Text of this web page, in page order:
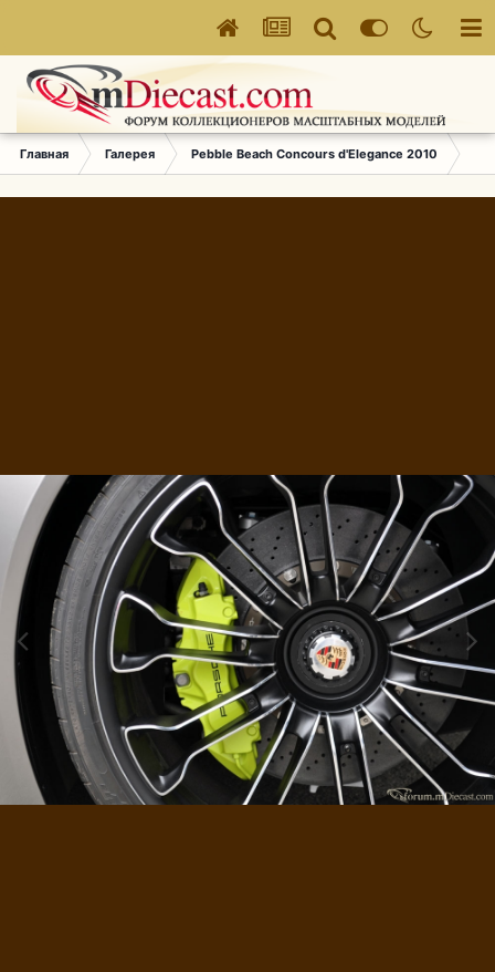
Главная Галерея Pebble Beach Concours d'Elegance 2010